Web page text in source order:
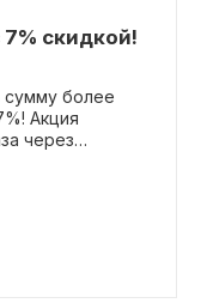
скидкой!
сумму более
Акция
через